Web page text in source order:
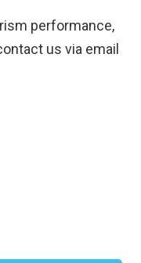
performance,
us via email